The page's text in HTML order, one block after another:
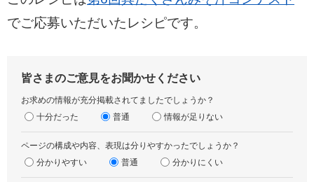
でご応募いただいたレシピです。
皆さまのご意見をお聞かせください
お求めの情報が充分掲載されてましたでしょうか？
十分だった
普通 情報が足りない
ページの構成や内容、表現は分りやすかったでしょうか？
分かりやすい
普通 分かりにくい